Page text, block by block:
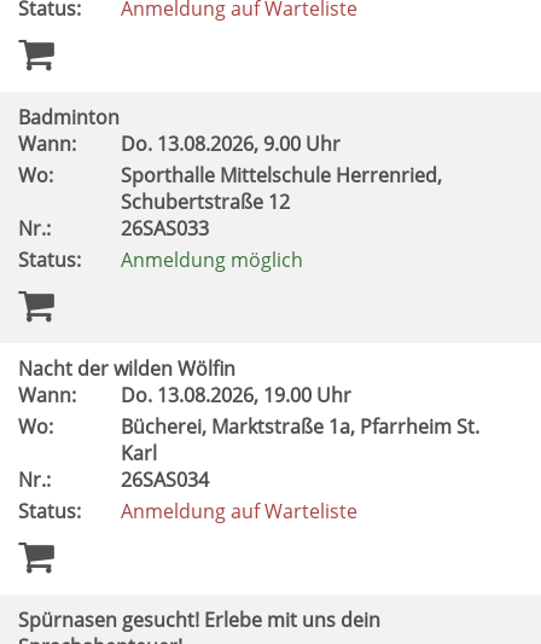
Status: Anmeldung auf Warteliste
Badminton
Wann:
Do. 13.08.2026, 9.00 Uhr
Wo:
Sporthalle Mittelschule Herrenried,
Schubertstraße 12
Nr.:
26SAS033
Status:
Anmeldung möglich
Nacht der wilden Wölfin
Wann:
Do. 13.08.2026, 19.00 Uhr
Wo:
Bücherei, Marktstraße 1a, Pfarrheim St.
Karl
Nr.:
26SAS034
Status:
Anmeldung auf Warteliste
Spürnasen gesucht! Erlebe mit uns dein